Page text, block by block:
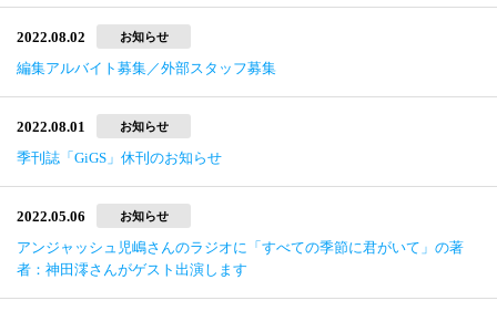
2022.08.02 お知らせ
編集アルバイト募集／外部スタッフ募集
2022.08.01 お知らせ
季刊誌「GiGS」休刊のお知らせ
2022.05.06 お知らせ
アンジャッシュ児嶋さんのラジオに「すべての季節に君がいて」の著
者：神田澪さんがゲスト出演します